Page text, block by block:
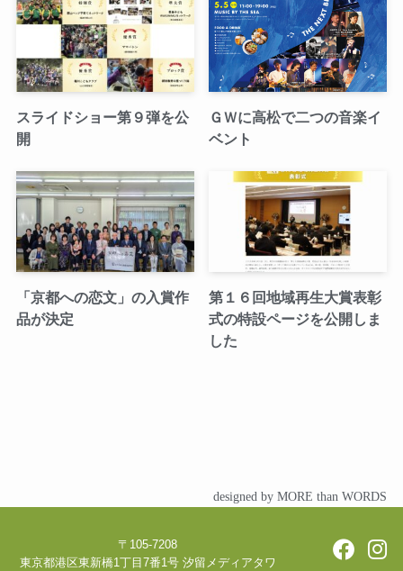
スライドショー第９弾を公
開
ＧＷに高松で二つの音楽イ
ベント
「京都への恋文」の入賞作
品が決定
第１６回地域再生大賞表彰
式の特設ページを公開しま
した
designed by MORE than WORDS
〒105-7208
東京都港区東新橋1丁目7番1号 汐留メディアタワ